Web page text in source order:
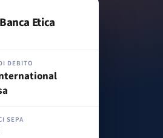
Etica
DEBITO
SEPA